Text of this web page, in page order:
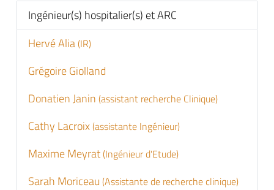
Ingénieur(s) hospitalier(s) et ARC
Hervé Alia(IR)
Grégoire Giolland
Donatien Janin (assistant recherche Clinique)
Cathy Lacroix(assistante Ingénieur)
Maxime Meyrat(Ingénieur d'Etude)
Sarah Moriceau (Assistante de recherche clinique)